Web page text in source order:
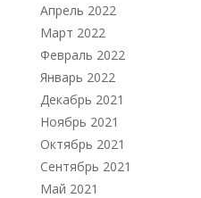
Апрель 2022
Март 2022
Февраль 2022
Январь 2022
Декабрь 2021
Ноябрь 2021
Октябрь 2021
Сентябрь 2021
Май 2021